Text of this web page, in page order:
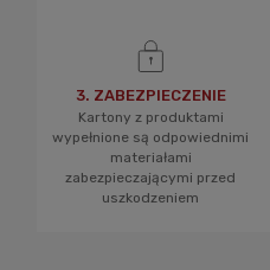
3. ZABEZPIECZENIE
Kartony z produktami
wypełnione są odpowiednimi
materiałami
zabezpieczającymi przed
uszkodzeniem